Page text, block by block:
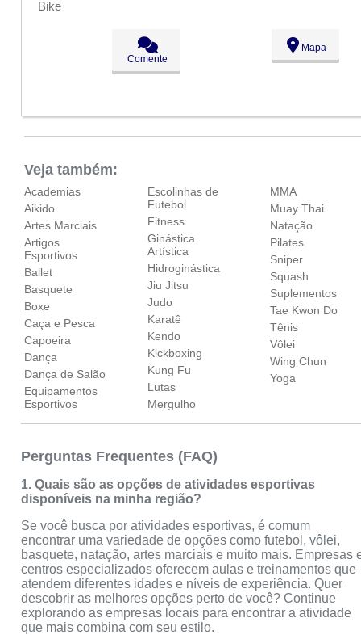
Qua:
09:00 - 18:00
Fechado
Fechado
Comente
Mapa
Veja também:
Academias
Aikido
Artes Marciais
Artigos
Esportivos
Ballet
Basquete
Boxe
Caça e Pesca
Capoeira
Dança
Dança de Salão
Equipamentos
Esportivos
Escolinhas de
Futebol
Fitness
Ginástica
Artística
Hidroginástica
Jiu Jitsu
Judo
Karatê
Kendo
Kickboxing
Kung Fu
Lutas
Mergulho
MMA
Muay Thai
Natação
Pilates
Sniper
Squash
Suplementos
Tae Kwon Do
Tênis
Vôlei
Wing Chun
Yoga
Perguntas Frequentes (FAQ)
1. Quais são as opções de atividades esportivas
disponíveis na minha região?
Se você busca por atividades esportivas, é comum
encontrar uma variedade de opções como futebol, vôlei,
basquete, natação, artes marciais e muito mais. Empresas
centros especializados oferecem aulas e treinamentos que
atendem diferentes idades e níveis de experiência. Quer
descobrir as melhores opções perto de você? Continue
explorando as empresas locais para encontrar a atividade
que mais combina com seu estilo.